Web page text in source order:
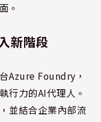
。
新階段
Azure Foundry，
行力的AI代理人。
並結合企業內部流